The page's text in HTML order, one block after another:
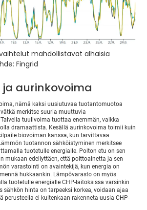
mahdollistavat alhaisia
Fingrid
aurinkovoima
nämä kaksi uusiutuvaa tuotantomuotoa
merkitse suuria muuttuvia
tuulivoima tuottaa enemmän, vaikka
dramaattista. Kesällä aurinkovoima toimii kuin
biovoiman kanssa, kun tarvittavaa
tuotannon sähköistyminen merkitsee
tuotetulle energialle. Polton etu on sen
mukaan edellyttäen, että polttoainetta ja sen
varastointi on avaintekijä, kun energia on
hukkaankin. Lämpövarasto on myös
tuotetulle energialle CHP-laitoksissa varsinkin
sähkön hinta on tarpeeksi korkea, voidaan ajaa
perusteella ei kuitenkaan rakenneta uusia CHP-